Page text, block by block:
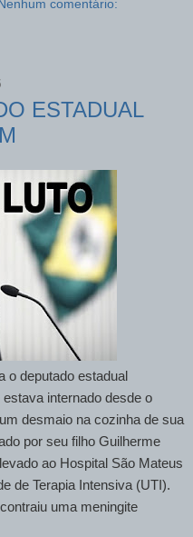
Nenhum comentário:
ESTADUAL
o deputado estadual
internado desde o
desmaio na cozinha de sua
por seu filho Guilherme
ao Hospital São Mateus
de Terapia Intensiva (UTI).
uma meningite